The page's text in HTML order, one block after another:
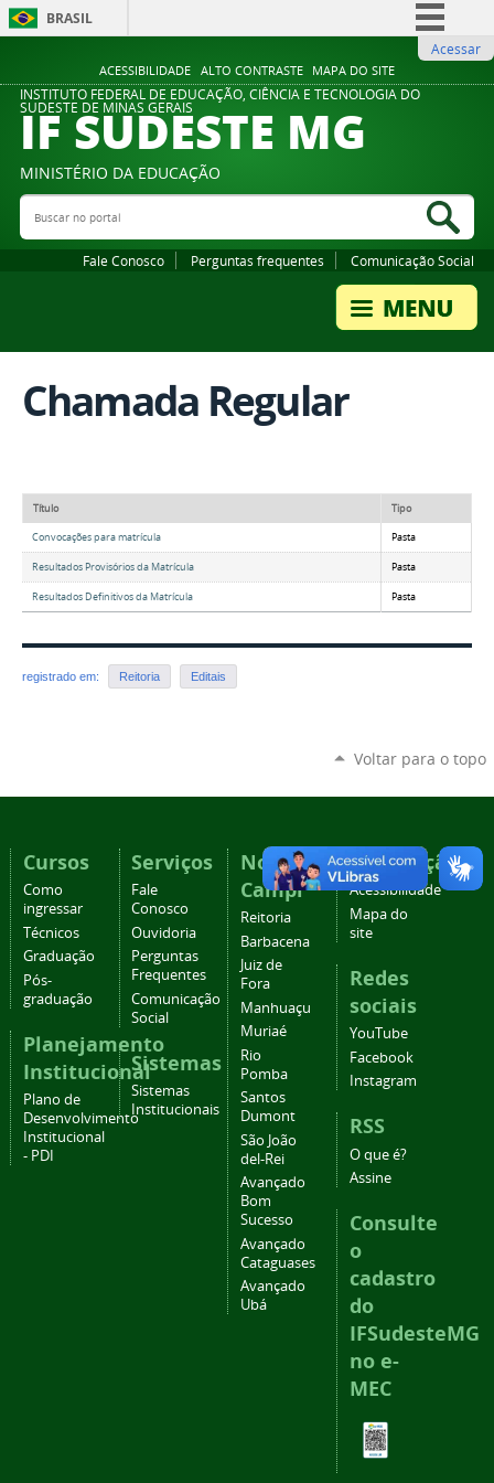
ACESSIBILIDADE ALTO CONTRASTE MAPA DO SITE
BRASIL
Comunica BR
Participe
Legislação
Acessar
INSTITUTO FEDERAL DE EDUCAÇÃO, CIÊNCIA E TECNOLOGIA DO
SUDESTE DE MINAS GERAIS
IF SUDESTE MG
MINISTÉRIO DA EDUCAÇÃO
Buscar no portal
Fale Conosco Perguntas frequentes Comunicação Social
Chamada Regular
Título Tipo
Convocações para matrícula Pasta
Resultados Provisórios da Matrícula Pasta
Resultados Definitivos da Matrícula Pasta
registrado em: Reitoria Editais
Voltar para o topo
Cursos
Como
ingressar
Técnicos
Graduação
Pós-
graduação
Planejamento
Institucional
Plano de
Desenvolvimento
Institucional
- PDI
Serviços
Fale
Conosco
Ouvidoria
Perguntas
Frequentes
Comunicação
Social
Sistemas
Sistemas
Institucionais
Nossos
Campi
Reitoria
Barbacena
Juiz de
Fora
Manhuaçu
Muriaé
Rio
Pomba
Santos
Dumont
São João
del-Rei
Avançado
Bom
Sucesso
Avançado
Cataguases
Avançado
Ubá
Navegação
Acessibilidade
Mapa do
site
Redes
sociais
YouTube
Facebook
Instagram
RSS
O que é?
Assine
Consulte
o
cadastro
do
IFSudesteMG
no e-
MEC